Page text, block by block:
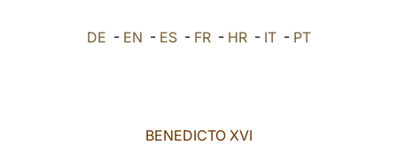
DE - EN - ES- FR- HR- IT- PT
BENEDICTO XVI